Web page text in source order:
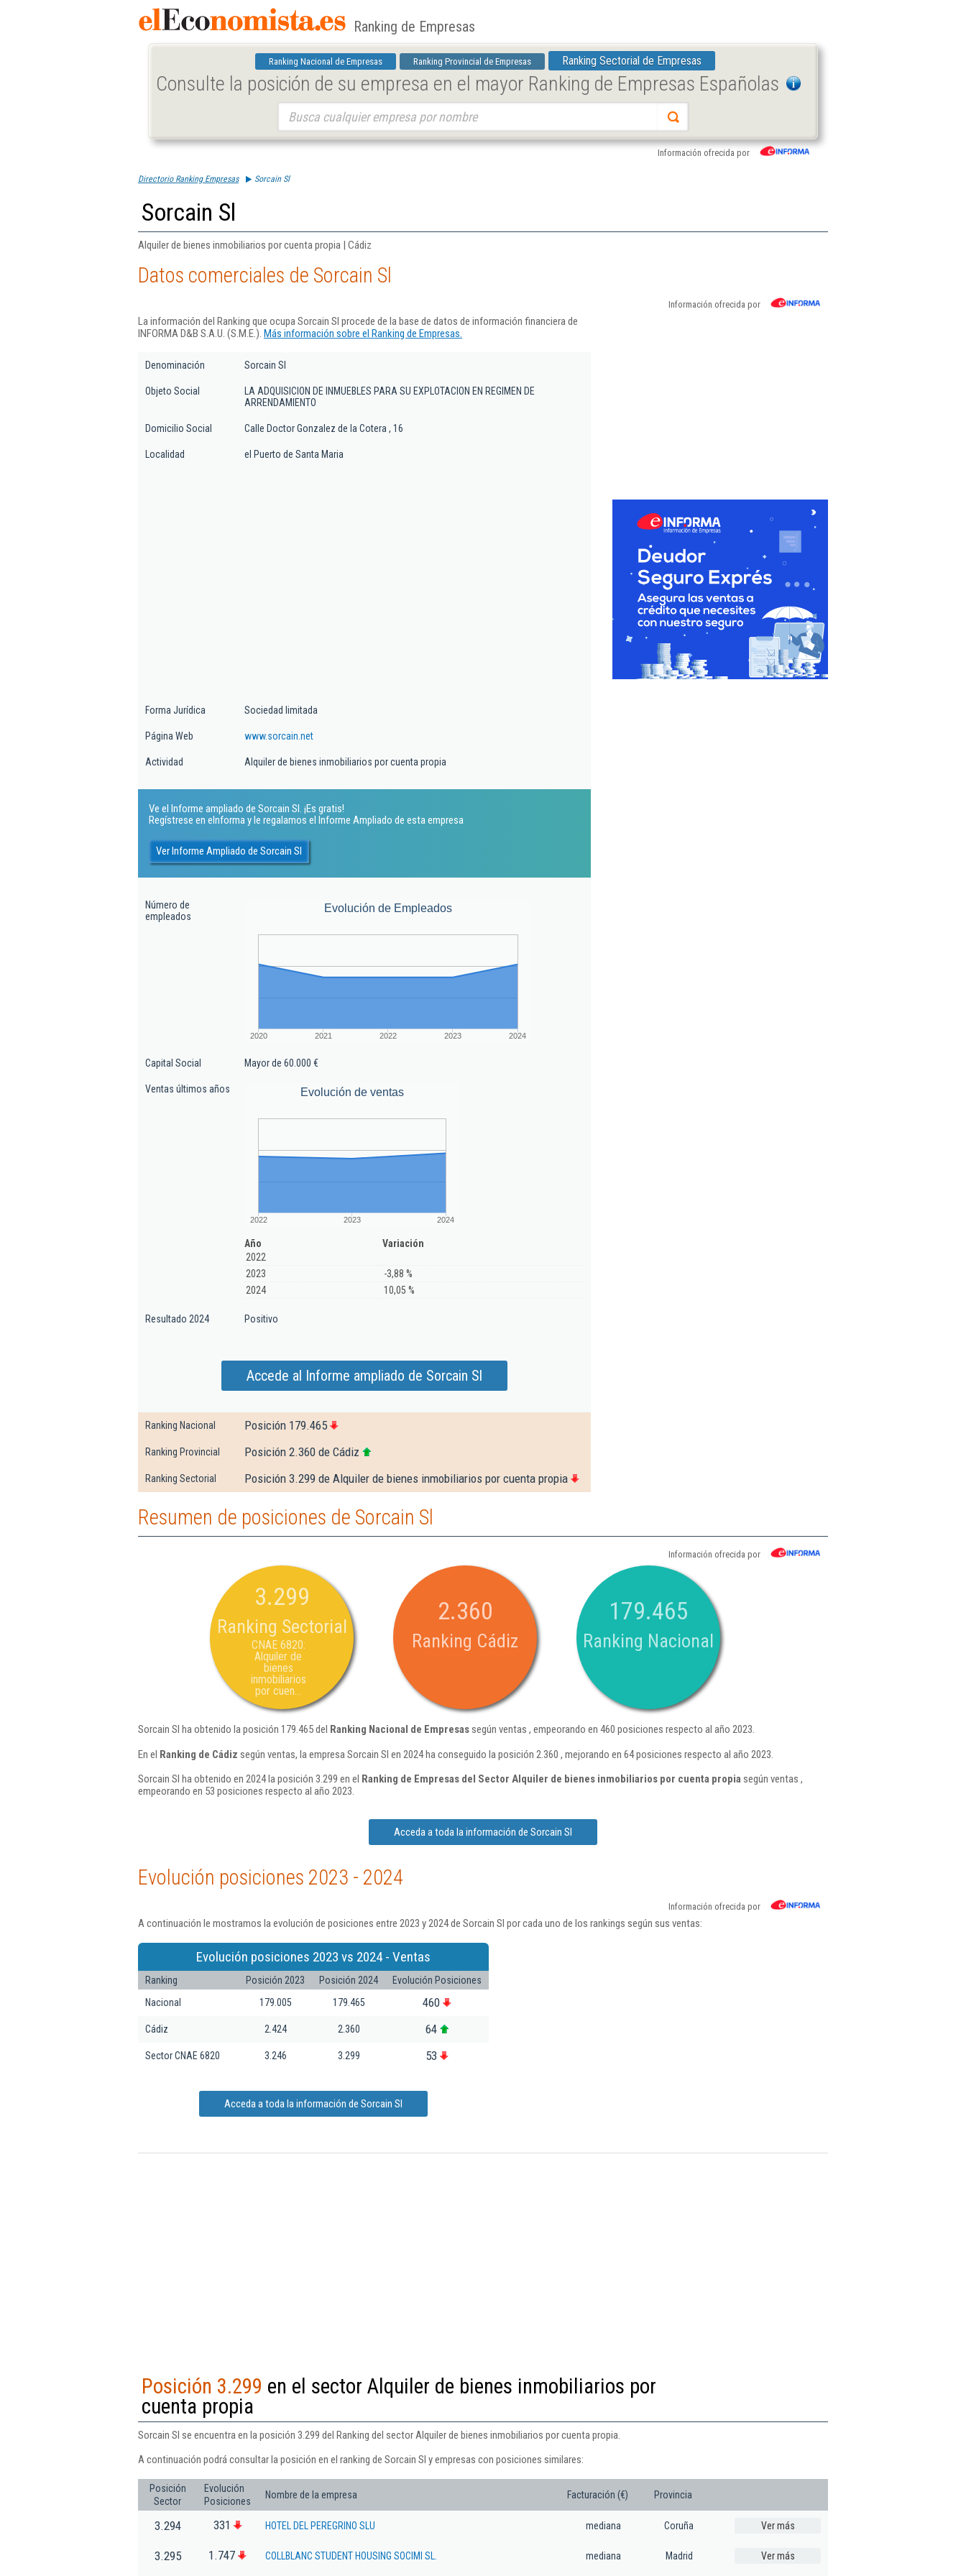
Ranking de Empresas
Ranking Nacional de Empresas Ranking Provincial de Empresas Ranking Sectorial de Empresas
Consulte la posición de su empresa en el mayor Ranking de Empresas Españolas
Información ofrecida por
Directorio Ranking Empresas Sorcain Sl
Sorcain Sl
Alquiler de bienes inmobiliarios por cuenta propia | Cádiz
Datos comerciales de Sorcain Sl
Información ofrecida por
La información del Ranking que ocupa Sorcain Sl procede de la base de datos de información financiera de
INFORMA D&B S.A.U. (S.M.E.). Más información sobre el Ranking de Empresas.
Denominación Sorcain Sl
Objeto Social
LA ADQUISICION DE INMUEBLES PARA SU EXPLOTACION EN REGIMEN DE
ARRENDAMIENTO
Domicilio Social Calle Doctor Gonzalez de la Cotera , 16
Localidad el Puerto de Santa Maria
Forma Jurídica Sociedad limitada
Página Web www.sorcain.net
Actividad Alquiler de bienes inmobiliarios por cuenta propia
Ve el Informe ampliado de Sorcain Sl. ¡Es gratis!
Regístrese en eInforma y le regalamos el Informe Ampliado de esta empresa
Ver Informe Ampliado de Sorcain Sl
Número de
empleados
Evolución de Empleados
2020 2021 2022 2023 2024
Capital Social Mayor de 60.000 €
Ventas últimos años Evolución de ventas
2022 2023 2024
Año
Variación
2022
2023
-3,88 %
2024
10,05 %
Resultado 2024 Positivo
Accede al Informe ampliado de Sorcain Sl
Ranking Nacional Posición 179.465
Ranking Provincial Posición 2.360 de Cádiz
Ranking Sectorial Posición 3.299 de Alquiler de bienes inmobiliarios por cuenta propia
Resumen de posiciones de Sorcain Sl
Información ofrecida por
3.299
Ranking Sectorial
CNAE 6820:
Alquiler de
bienes
inmobiliarios
por cuen...
2.360
Ranking Cádiz
179.465
Ranking Nacional
Sorcain Sl ha obtenido la posición 179.465 del Ranking Nacional de Empresassegún ventas , empeorando en 460 posiciones respecto al año 2023.
En el Ranking de Cádiz según ventas, la empresa Sorcain Sl en 2024 ha conseguido la posición 2.360 , mejorando en 64 posiciones respecto al año 2023.
Sorcain Sl ha obtenido en 2024 la posición 3.299 en el Ranking de Empresas del Sector Alquiler de bienes inmobiliarios por cuenta propiasegún ventas ,
empeorando en 53 posiciones respecto al año 2023.
Acceda a toda la información de Sorcain Sl
Evolución posiciones 2023 - 2024
Información ofrecida por
A continuación le mostramos la evolución de posiciones entre 2023 y 2024 de Sorcain Sl por cada uno de los rankings según sus ventas:
Evolución posiciones 2023 vs 2024 - Ventas
Ranking Posición 2023 Posición 2024
Evolución Posiciones
Nacional
179.005 179.465 460
Cádiz 2.424 2.360 64
Sector CNAE 6820 3.246 3.299 53
Acceda a toda la información de Sorcain Sl
Posición 3.299 en el sector Alquiler de bienes inmobiliarios por
cuenta propia
Sorcain Sl se encuentra en la posición 3.299 del Ranking del sector Alquiler de bienes inmobiliarios por cuenta propia.
A continuación podrá consultar la posición en el ranking de Sorcain Sl y empresas con posiciones similares:
Posición
Sector
Evolución
Posiciones
Nombre de la empresa Facturación (€) Provincia
3.294 331 HOTEL DEL PEREGRINO SLU mediana Coruña Ver más
3.295 1.747 COLLBLANC STUDENT HOUSING SOCIMI SL. mediana Madrid Ver más